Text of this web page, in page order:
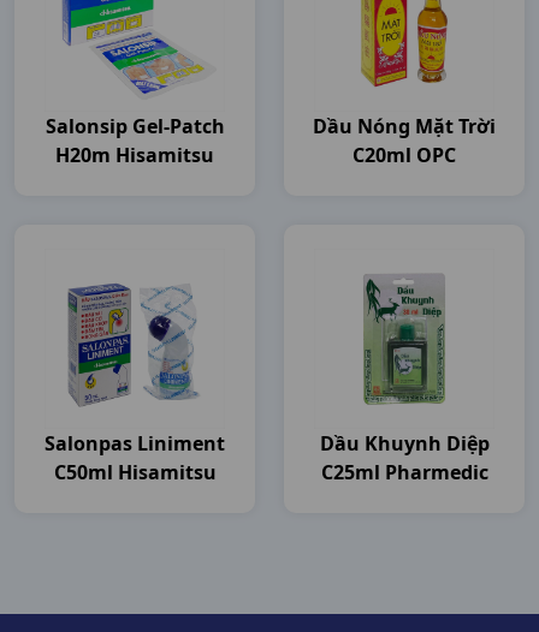
Salonsip Gel-Patch
H20m Hisamitsu
Dầu Nóng Mặt Trời
C20ml OPC
Salonpas Liniment
C50ml Hisamitsu
Dầu Khuynh Diệp
C25ml Pharmedic